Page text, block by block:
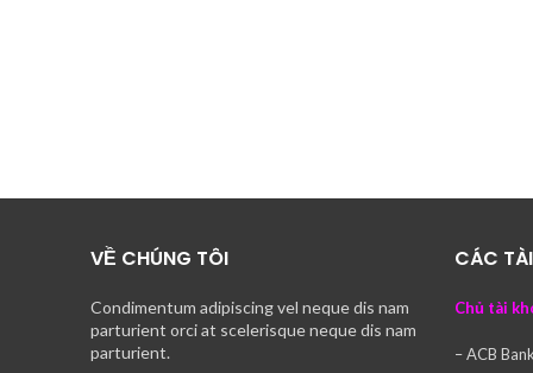
VỀ CHÚNG TÔI
Condimentum adipiscing vel neque dis nam
parturient orci at scelerisque neque dis nam
parturient.
CÁC
Chủ tài
– ACB Bank